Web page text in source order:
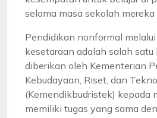
selama masa sekolah mereka
Pendidikan nonformal
kesetaraan adalah salah
diberikan oleh Kementerian
Kebudayaan, Riset, dan
(Kemendikbudristek) kepada
memiliki tugas yang sama